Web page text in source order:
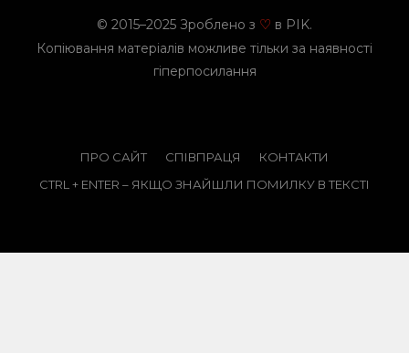
© 2015–2025 Зроблено з ♡ в PIK.
Копіювання матеріалів можливе тільки за наявності
гіперпосилання
ПРО САЙТ СПІВПРАЦЯ
КОНТАКТИ
CTRL + ENTER – ЯКЩО ЗНАЙШЛИ ПОМИЛКУ В ТЕКСТІ